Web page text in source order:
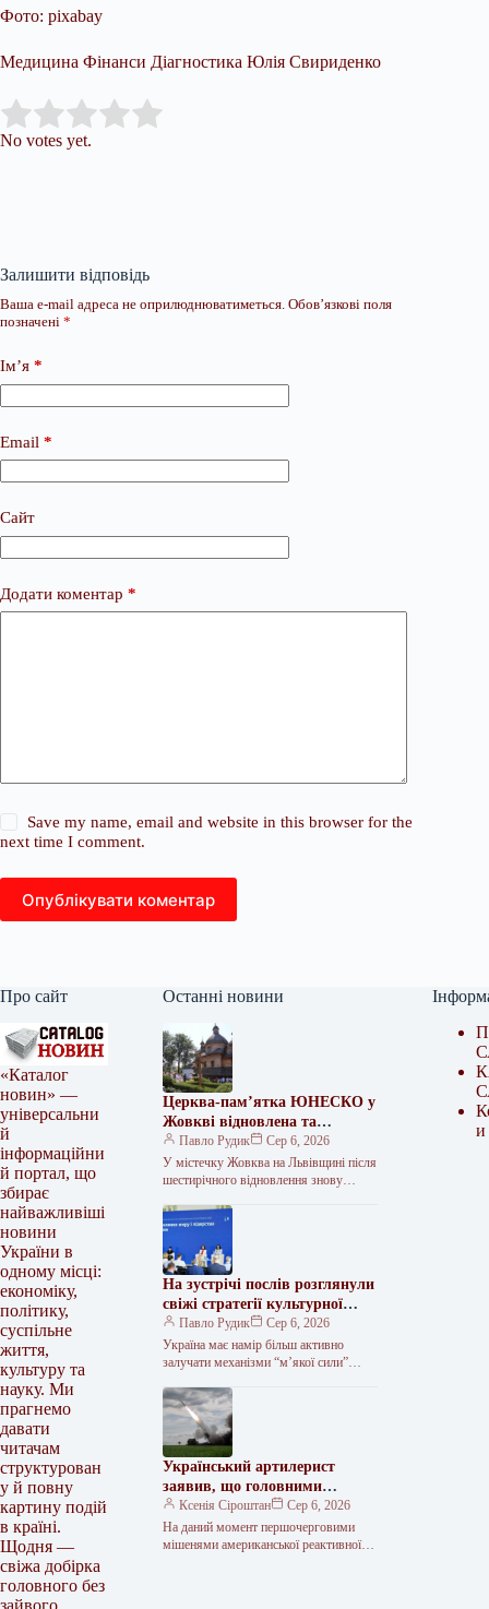
Фото: pixabay
Медицина Фінанси Діагностика Юлія Свириденко
Rate this item:
No votes yet.
Залишити відповідь
Ваша e-mail адреса не оприлюднюватиметься. Обов’язкові поля
позначені *
Ім’я *
Email *
Сайт
Додати коментар *
Save my name, email and website in this browser for the
next time I comment.
Опублікувати коментар
Про сайт
«Каталог
новин» —
універсальни
й
інформаційни
й портал, що
збирає
найважливіші
новини
України в
одному місці:
економіку,
політику,
суспільне
життя,
культуру та
науку. Ми
прагнемо
давати
читачам
структурован
у й повну
картину подій
в країні.
Щодня —
свіжа добірка
головного без
Останні новини
Церква-пам’ятка ЮНЕСКО у
Жовкві відновлена та
відкрита
Павло Рудик
Сер 6, 2026
У містечку Жовква на Львівщині після
шестирічного відновлення знову
Пресвятої Трійці, яка є об’єктом
спадщини ЮНЕСКО.…
На зустрічі послів розглянули
свіжі стратегії культурної
дипломатії
Павло Рудик
Сер 6, 2026
Україна має намір більш активно
залучати механізми “м’якої сили”
міжнародного образу та нарощування
підтримки з боку союзників.…
Український артилерист
заявив, що головними
мішенями для HIMARS нині є
російські далекобійні гармати.
Ксенія Сіроштан
Сер 6, 2026
На даний момент першочерговими
мішенями американської реактивної
и